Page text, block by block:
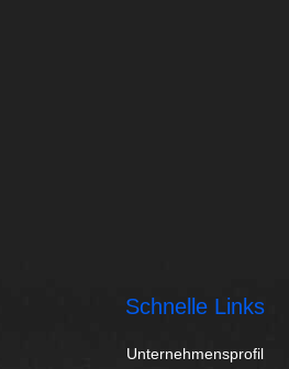
Schnelle Links
Unternehmensprofil